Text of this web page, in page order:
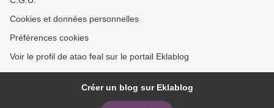
Cookies et données personnelles
Préférences cookies
Voir le profil de atao feal sur le portail Eklablog
Créer un blog sur Eklablog